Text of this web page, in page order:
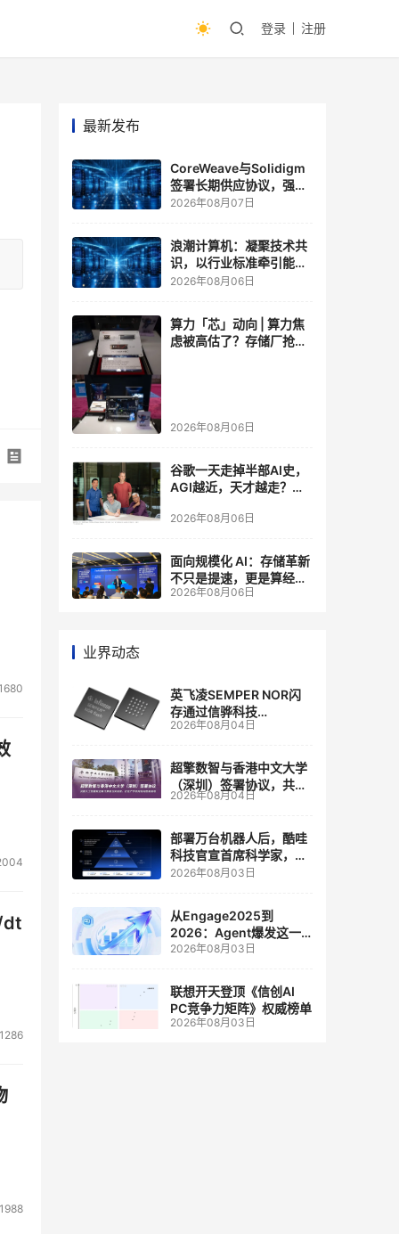
登录 注册
dt
1286
1988
最新发布
CoreWeave与Solidigm
签署长期供应协议，强化
一体化人工智能云平台
2026年08月07日
浪潮计算机：凝聚技术共
识，以行业标准牵引能力
跃升
2026年08月06日
算力「芯」动向 | 算力焦
虑被高估了？存储厂抢了
2026年08月06日
谷歌一天走掉半部AI史，
AGI越近，天才越走？大
自己的研发节奏
2026年08月06日
面向规模化 AI：存储革新
不只是提速，更是算经济
账
2026年08月06日
业界动态
英飞凌SEMPER NOR闪
存通过信骅科技
AST2700 BMC认证，全
管理
2026年08月04日
超擎数智与香港中文大学
（深圳）签署协议，共建
人工智能和边缘计算联合
2026年08月04日
部署万台机器人后，酷哇
科技官宣首席科学家，要
让世界模型交付生产力
2026年08月03日
从Engage2025到
2026：Agent爆发这一
年，AI CRM 走到哪了
2026年08月03日
联想开天登顶《信创AI
PC竞争力矩阵》权威榜单
2026年08月03日